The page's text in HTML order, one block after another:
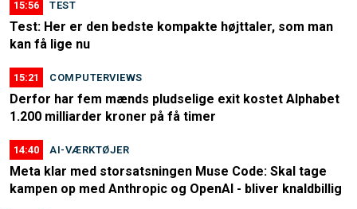
15:56 TEST
Test: Her er den bedste kompakte højttaler, som man
kan få lige nu
15:21 COMPUTERVIEWS
Derfor har fem mænds pludselige exit kostet Alphabet
1.200 milliarder kroner på få timer
14:40 AI-VÆRKTØJER
Meta klar med storsatsningen Muse Code: Skal tage
kampen op med Anthropic og OpenAI - bliver knaldbillig